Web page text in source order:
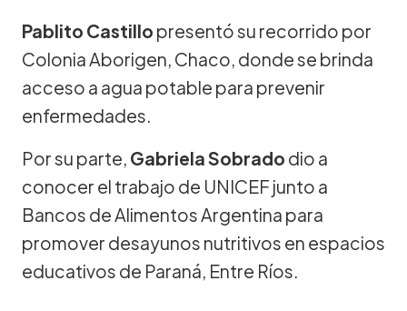
Pablito Castillo presentó su recorrido por
Colonia Aborigen, Chaco, donde se brinda
acceso a agua potable para prevenir
enfermedades.
Por su parte, Gabriela Sobrado dio a
conocer el trabajo de UNICEF junto a
Bancos de Alimentos Argentina para
promover desayunos nutritivos en espacios
educativos de Paraná, Entre Ríos.